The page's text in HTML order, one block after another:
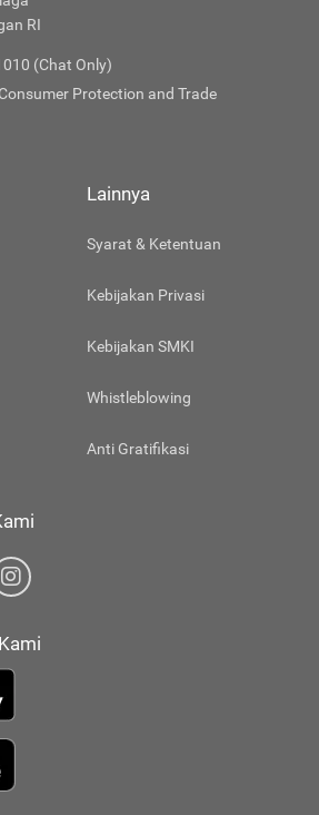
RI
(Chat Only)
Protection and Trade
Lainnya
Syarat & Ketentuan
Kebijakan Privasi
Kebijakan SMKI
Whistleblowing
Anti Gratifikasi